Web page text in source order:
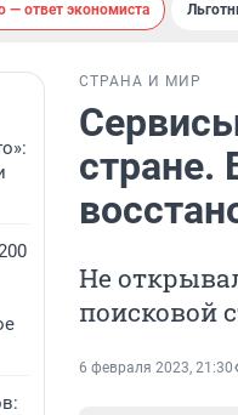
— ответ экономиста
СТРАНА И МИР
стране.
Не
поисковой
6 февраля 2023, 21:30